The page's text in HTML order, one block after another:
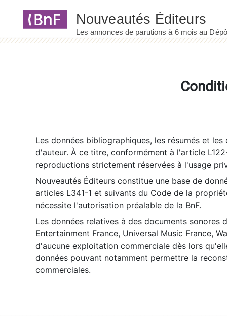
Les données bibliographiques, les résumés et
d'auteur. À ce titre, conformément à l'article
reproductions strictement réservées à l'usage
Nouveautés Éditeurs constitue une base de
articles L341-1 et suivants du Code de la
nécessite l'autorisation préalable de la BnF.
Les données relatives à des documents sonores
Entertainment France, Universal Music France,
d'aucune exploitation commerciale dès lors
données pouvant notamment permettre la
commerciales.